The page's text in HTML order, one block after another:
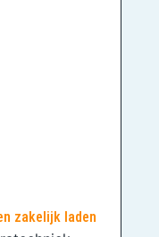
zakelijk laden